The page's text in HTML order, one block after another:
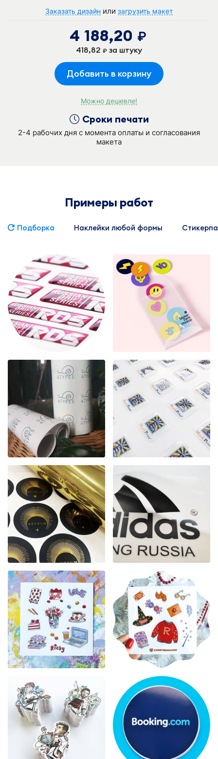
Заказать дизайн или загрузить макет
4 188,20 руб.
418,82 руб. за штуку
Добавить в корзину
Можно дешевле!
Сроки печати
2-4 рабочих дня с момента оплаты и согласования
макета
Примеры работ
Подборка Наклейки любой формы